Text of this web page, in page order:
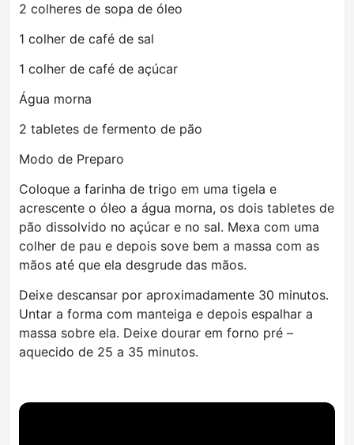
2 colheres de sopa de óleo
1 colher de café de sal
1 colher de café de açúcar
Água morna
2 tabletes de fermento de pão
Modo de Preparo
Coloque a farinha de trigo em uma tigela e
acrescente o óleo a água morna, os dois tabletes de
pão dissolvido no açúcar e no sal. Mexa com uma
colher de pau e depois sove bem a massa com as
mãos até que ela desgrude das mãos.
Deixe descansar por aproximadamente 30 minutos.
Untar a forma com manteiga e depois espalhar a
massa sobre ela. Deixe dourar em forno pré –
aquecido de 25 a 35 minutos.